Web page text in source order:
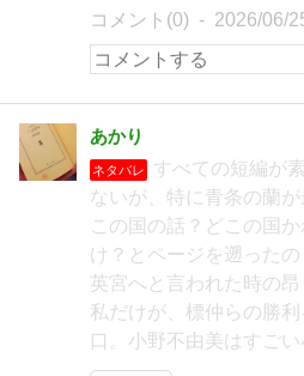
コメント(0) 2026/06/
あかり
ネタバレ
すべての短編が
ないが、特に青条の蘭
この国の話？どこの国
け？とページを遡った
英宮へと言われた時の
私だけが、標仲らの勝
口。小野不由美はすごい